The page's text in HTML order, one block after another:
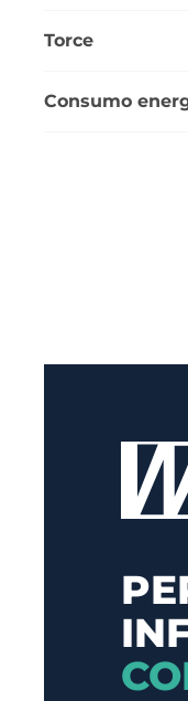
Torce
Consumo